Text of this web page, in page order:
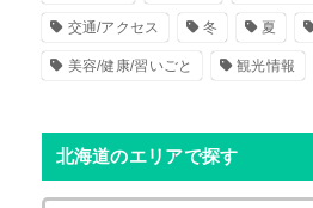
交通/アクセス 冬 夏
美容/健康/習いごと 観光情報
北海道のエリアで探す